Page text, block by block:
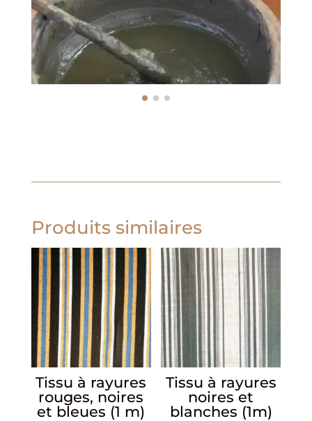
Produits similaires
Tissu à rayures
rouges, noires
et bleues (1 m)
Tissu à rayures
noires et
blanches (1m)